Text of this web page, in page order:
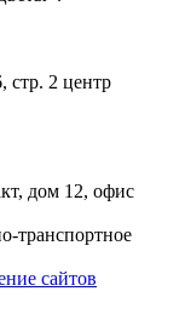
стр. 2 центр
дом 12, офис
транспортное
сайтов